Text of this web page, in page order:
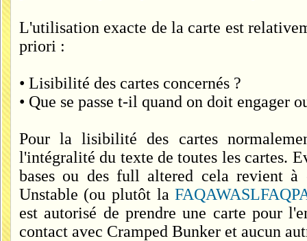
L'utilisation exacte de la carte est
priori :
• Lisibilité des cartes concernés ?
• Que se passe t-il quand on doit engager
Pour la lisibilité des cartes
l'intégralité du texte de toutes les cartes.
bases ou des full altered cela revient
Unstable (ou plutôt la
est autorisé de prendre une carte pour
contact avec Cramped Bunker et aucun